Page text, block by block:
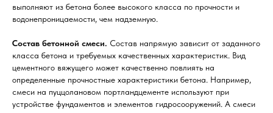
выполняют из бетона более высокого класса по прочности и
водонепроницаемости, чем надземную.
Состав бетонной смеси. Состав напрямую зависит от заданного
класса бетона и требуемых качественных характеристик. Вид
цементного вяжущего может качественно повлиять на
определенные прочностные характеристики бетона. Например,
смеси на пуццолановом портландцементе используют при
устройстве фундаментов и элементов гидросооружений. А смеси